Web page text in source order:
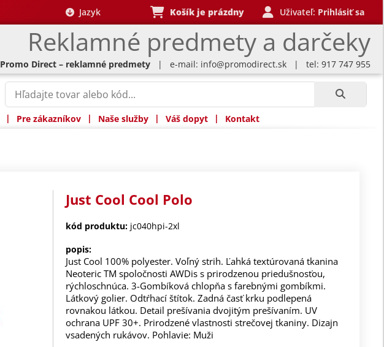
Reklamné predmety a darčeky
Jazyk Košík je prázdny Uživateľ: Prihlásiť sa
Promo Direct – reklamné predmety | e-mail: info@promodirect.sk | tel: 917 747 955
| Pre zákazníkov | Naše služby | Váš dopyt | Kontakt
Just Cool Cool Polo
kód produktu: jc040hpi-2xl
popis:
Just Cool 100% polyester. Voľný strih. Ľahká textúrovaná tkanina
Neoteric TM spoločnosti AWDis s prirodzenou priedušnosťou,
rýchloschnúca. 3-Gombíková chlopňa s farebnými gombíkmi.
Látkový golier. Odtŕhací štítok. Zadná časť krku podlepená
rovnakou látkou. Detail prešívania dvojitým prešívaním. UV
ochrana UPF 30+. Prirodzené vlastnosti strečovej tkaniny. Dizajn
vsadených rukávov. Pohlavie: Muži